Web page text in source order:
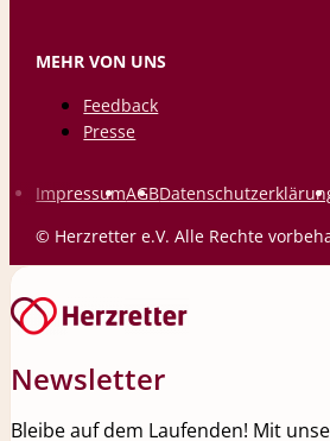
MEHR VON UNS
Feedback
Presse
ImpressumAGB
© Herzretter e.V. Alle Rechte
Newsletter
Bleibe auf dem Laufenden! Mit